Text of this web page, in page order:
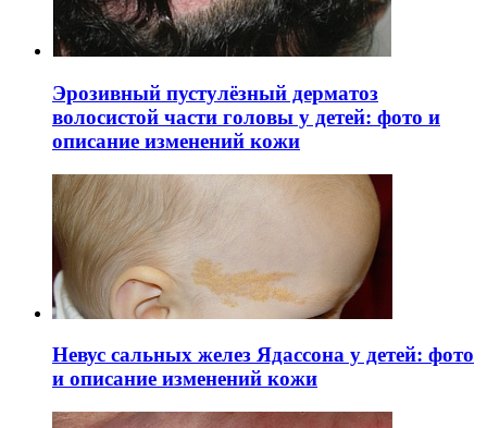
Эрозивный пустулёзный дерматоз
волосистой части головы у детей: фото и
описание изменений кожи
Невус сальных желез Ядассона у детей: фото
и описание изменений кожи